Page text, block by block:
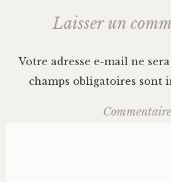
Laisser un
Votre adresse e-mail ne
champs obligatoires sont
Commentaire